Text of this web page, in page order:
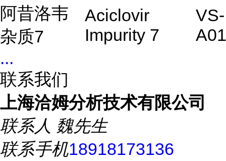
阿昔洛韦
杂质7
Aciclovir
Impurity 7
VS-
...
联系我们
上海洽姆分析技术有限公司
联系人 魏先生
联系手机18918173136